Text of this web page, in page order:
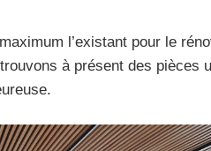
l’existant pour le
à présent des pièces